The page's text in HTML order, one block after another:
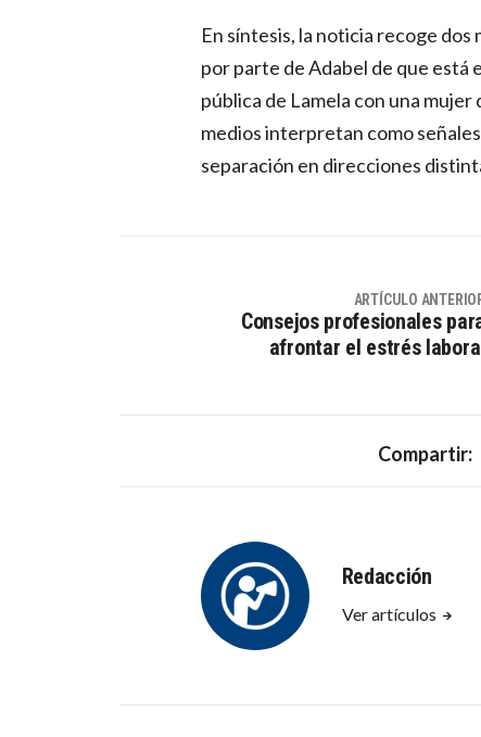
En síntesis, la noticia recoge
por parte de Adabel de que está
pública de Lamela con una
medios interpretan como
separación en direcciones
ARTÍCULO
Consejos profesionales
afrontar el estrés
Compartir:
Redacción
Ver artículos